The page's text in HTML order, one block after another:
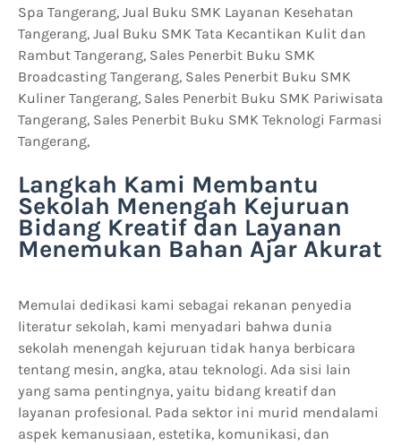
Spa Tangerang, Jual Buku SMK Layanan Kesehatan
Tangerang, Jual Buku SMK Tata Kecantikan Kulit dan
Rambut Tangerang, Sales Penerbit Buku SMK
Broadcasting Tangerang, Sales Penerbit Buku SMK
Kuliner Tangerang, Sales Penerbit Buku SMK Pariwisata
Tangerang, Sales Penerbit Buku SMK Teknologi Farmasi
Tangerang,
Langkah Kami Membantu
Sekolah Menengah Kejuruan
Bidang Kreatif dan Layanan
Menemukan Bahan Ajar Akurat
Memulai dedikasi kami sebagai rekanan penyedia
literatur sekolah, kami menyadari bahwa dunia
sekolah menengah kejuruan tidak hanya berbicara
tentang mesin, angka, atau teknologi. Ada sisi lain
yang sama pentingnya, yaitu bidang kreatif dan
layanan profesional. Pada sektor ini murid mendalami
aspek kemanusiaan, estetika, komunikasi, dan